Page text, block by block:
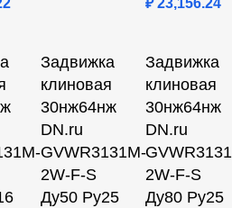
₽23,156.24
Задвижка
клиновая
30нж64нж
DN.ru
GVWR3131M-
2W-F-S
Ду50 Ру25
Задвижка
клиновая
30нж64нж
DN.ru
2W-F-S
Ду80 Ру25